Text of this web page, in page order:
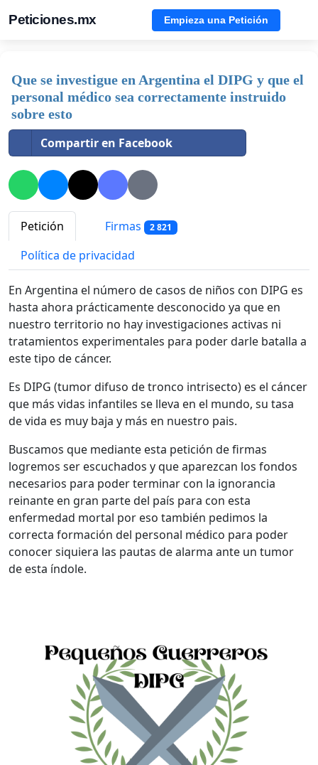
Peticiones.mx Empieza una Petición
Que se investigue en Argentina el DIPG y que el
personal médico sea correctamente instruido
sobre esto
Compartir en Facebook
Petición Firmas 2 821
Política de privacidad
En Argentina el número de casos de niños con DIPG es
hasta ahora prácticamente desconocido ya que en
nuestro territorio no hay investigaciones activas ni
tratamientos experimentales para poder darle batalla a
este tipo de cáncer.
Es DIPG (tumor difuso de tronco intrisecto) es el cáncer
que más vidas infantiles se lleva en el mundo, su tasa
de vida es muy baja y más en nuestro pais.
Buscamos que mediante esta petición de firmas
logremos ser escuchados y que aparezcan los fondos
necesarios para poder terminar con la ignorancia
reinante en gran parte del país para con esta
enfermedad mortal por eso también pedimos la
correcta formación del personal médico para poder
conocer siquiera las pautas de alarma ante un tumor
de esta índole.